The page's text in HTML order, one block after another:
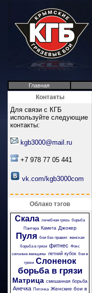
Главная
Контакты
Для связи с КГБ
используйте следующие
контакты:
kgb3000@mail.ru
+7 978 77 05 441
vk.com/kgb3000com
Облако тэгов
Скала лечебная грязь борьба
Пантера
Камета Джокер
Пуля бои без правил женская
борьба в грязи фитнес Фокс
сильные женщины летний кубок бои в
грязи Слоненок
борьба в грязи
Матрица смешанная борьба
Анечка Пяточка Женские бои в